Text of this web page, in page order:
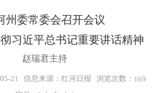
州委常委会召开会议
习近平总书记重要讲话精神
赵瑞君主持
21 信息来源：红河日报 浏览次数： 169